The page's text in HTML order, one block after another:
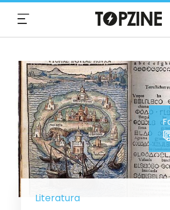
Literatura